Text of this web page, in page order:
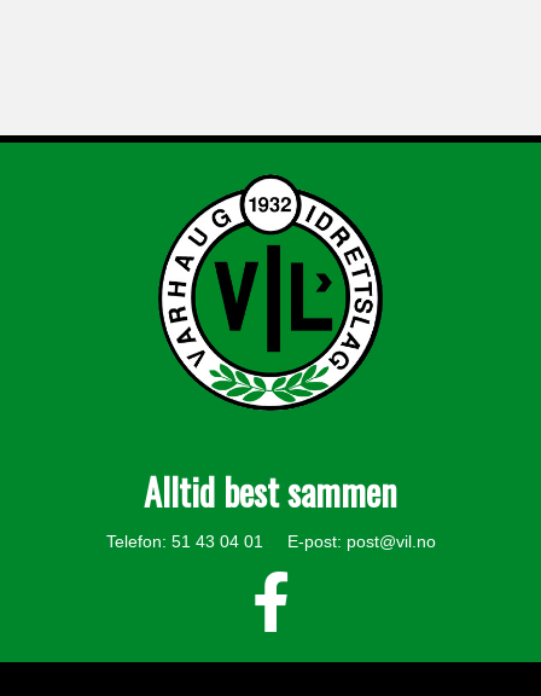
Alltid best sammen
Telefon: 51 43 04 01 E-post: post@vil.no